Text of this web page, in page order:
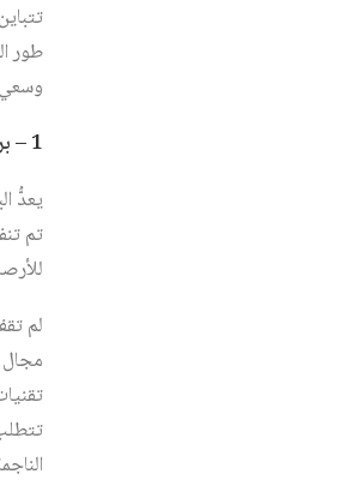
طور
وسعي
1 – برنامج تعديل الطقس في الصين (
يعدُّ
للأرصاد الجوية سنة
لم